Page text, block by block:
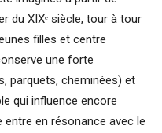
du XIXᵉ siècle, tour à tour
filles et centre
une forte
parquets, cheminées) et
qui influence encore
entre en résonance avec le